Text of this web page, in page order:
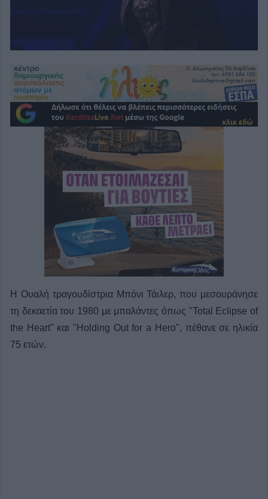
Η Ουαλή τραγουδίστρια Μπόνι Τάιλερ, που μεσουράνησε
τη δεκαετία του 1980 με μπαλάντες όπως "Total Eclipse of
the Heart" και "Holding Out ⁠for ⁠a ⁠Hero", πέθανε σε ηλικία
75 ετών.